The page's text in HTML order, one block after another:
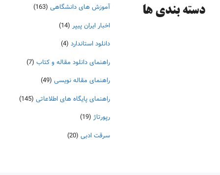
دسته‌ بندی ها آموزش های دانشگاهی (163)
اخبار ایران پیپر (14)
دانلود استاندارد (4)
راهنمای دانلود مقاله و کتاب (7)
راهنمای مقاله نویسی (49)
راهنمای پایگاه های اطلاعاتی (145)
رپورتاژ (19)
سرقت ادبی (20)